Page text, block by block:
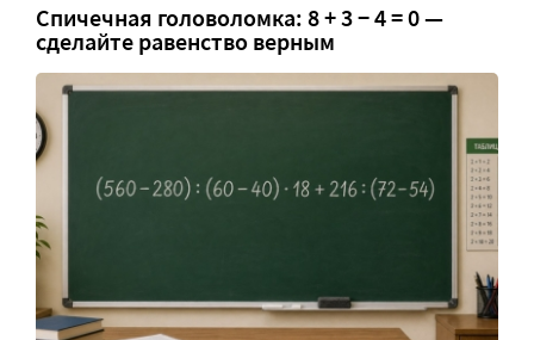
Спичечная головоломка: 8 + 3 − 4 = 0 —
сделайте равенство верным